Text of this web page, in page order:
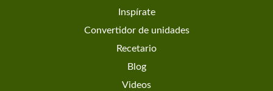
Inspírate
Convertidor de unidades
Recetario
Blog
Videos